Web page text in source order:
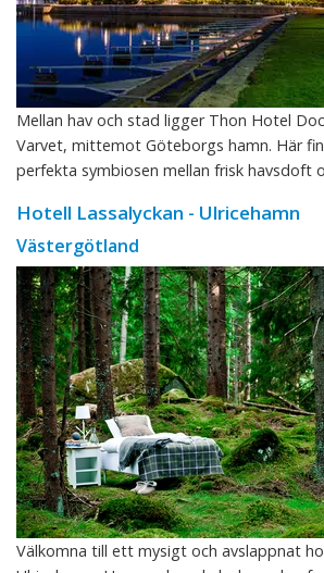
Mellan hav och stad ligger Thon Hotel
Varvet, mittemot Göteborgs hamn. Här
perfekta symbiosen mellan frisk havsdoft
Hotell Lassalyckan - Ulricehamn
Västergötland
Välkomna till ett mysigt och avslappnat